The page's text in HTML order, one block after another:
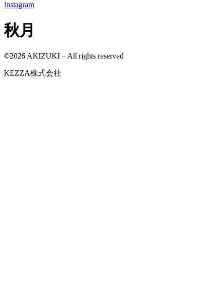
Instagram
秋月
©2026 AKIZUKI – All rights reserved
KEZZA株式会社